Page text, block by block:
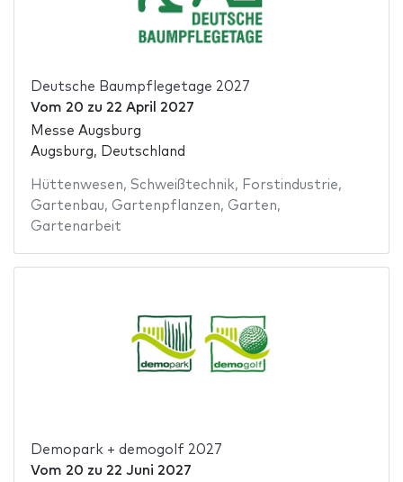
Deutsche Baumpflegetage 2027
Vom 20 zu 22 April 2027
Messe Augsburg
Augsburg, Deutschland
Hüttenwesen, Schweißtechnik, Forstindustrie,
Gartenbau, Gartenpflanzen, Garten,
Gartenarbeit
Demopark + demogolf 2027
Vom 20 zu 22 Juni 2027